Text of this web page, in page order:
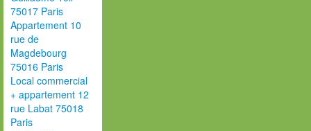
75017 Paris
Appartement 10
rue de
Magdebourg
75016 Paris
Local commercial
+ appartement 12
rue Labat 75018
Paris